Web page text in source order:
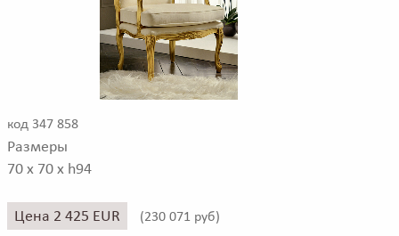
код 347 858
Размеры
70 x 70 x h94
Цена 2 425 EUR (230 071 руб)